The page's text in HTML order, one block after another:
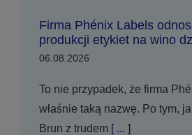
Firma Phénix Labels
produkcji etykiet na wino
06.08.2026
To nie przypadek, że firma
właśnie taką nazwę. Po tym,
Brun z trudem[ ... ]